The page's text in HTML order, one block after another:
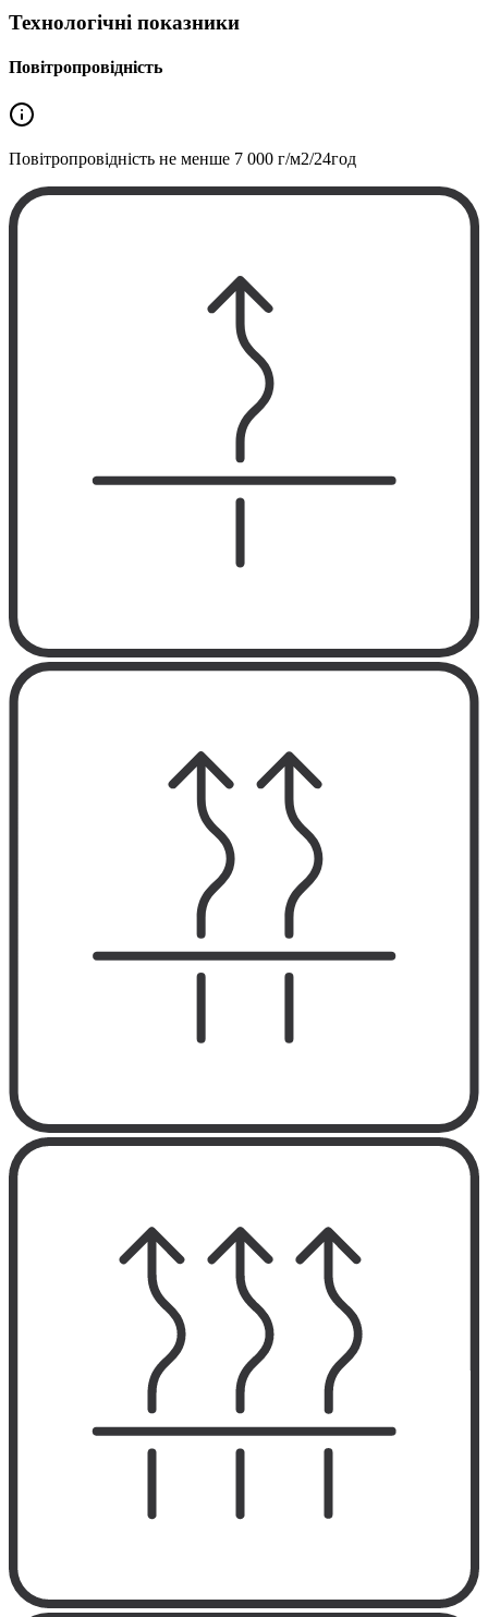
Технологічні показники
Повітропровідність
Повітропровідність не менше 7 000 г/м2/24год